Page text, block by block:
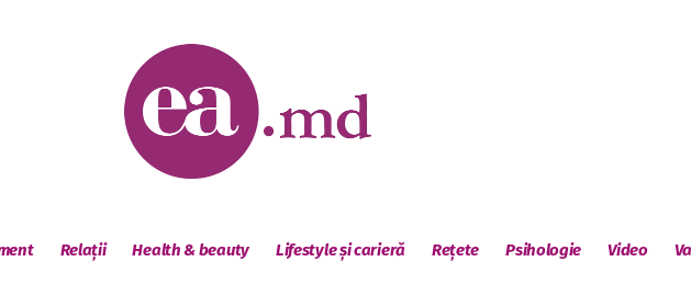
Relații Health & beauty Lifestyle și carieră Rețete Psihologie Video